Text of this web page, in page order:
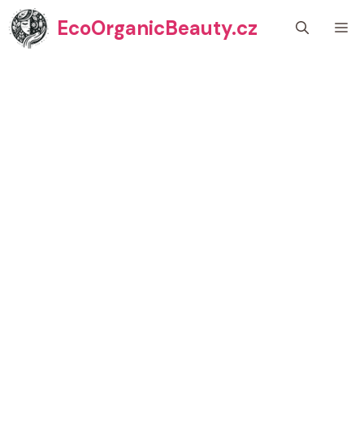
Přeskočit
na
obsah
EcoOrganicBeauty.cz